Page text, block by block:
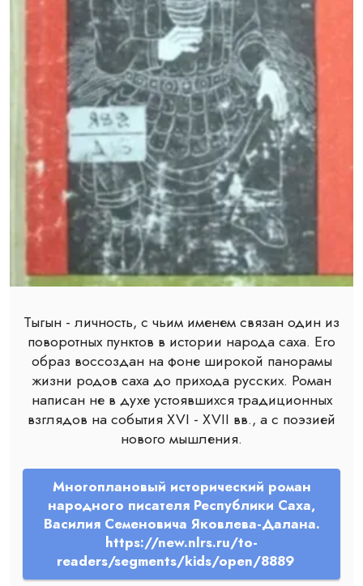
Тыгын - личность, с чьим именем связан один из
поворотных пунктов в истории народа саха. Его
образ воссоздан на фоне широкой панорамы
жизни родов саха до прихода русских. Роман
написан не в духе устоявшихся традиционных
взглядов на события XVI - XVII вв., а с поэзией
нового мышления.
Многоплановый исторический роман
народного писателя Республики Саха,
Василия Семеновича Яковлева-Далана.
https://new.nlrs.ru/to-
readers/segments/kids/open/8889